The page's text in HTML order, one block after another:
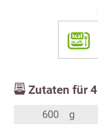
Zutaten für 4
600 g